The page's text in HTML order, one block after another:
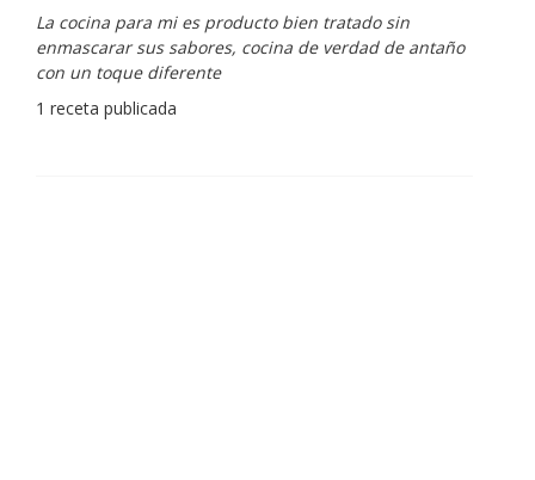
La cocina para mi es producto bien tratado sin
enmascarar sus sabores, cocina de verdad de antaño
con un toque diferente
1 receta publicada